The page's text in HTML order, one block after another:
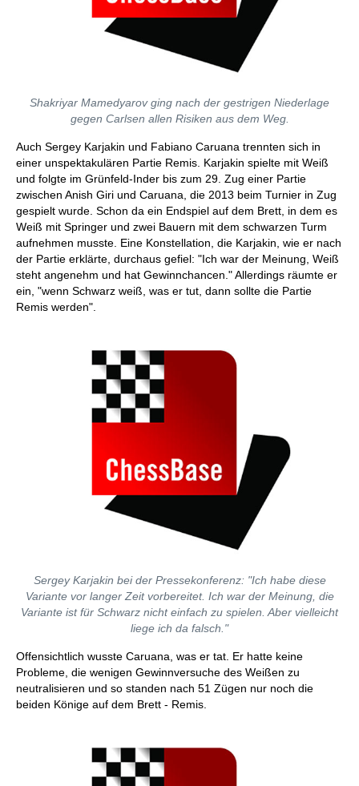
Shakriyar Mamedyarov ging nach der gestrigen Niederlage
gegen Carlsen allen Risiken aus dem Weg.
Auch Sergey Karjakin und Fabiano Caruana trennten sich in
einer unspektakulären Partie Remis. Karjakin spielte mit Weiß
und folgte im Grünfeld-Inder bis zum 29. Zug einer Partie
zwischen Anish Giri und Caruana, die 2013 beim Turnier in Zug
gespielt wurde. Schon da ein Endspiel auf dem Brett, in dem es
Weiß mit Springer und zwei Bauern mit dem schwarzen Turm
aufnehmen musste. Eine Konstellation, die Karjakin, wie er nach
der Partie erklärte, durchaus gefiel: "Ich war der Meinung, Weiß
steht angenehm und hat Gewinnchancen." Allerdings räumte er
ein, "wenn Schwarz weiß, was er tut, dann sollte die Partie
Remis werden".
Sergey Karjakin bei der Pressekonferenz: "Ich habe diese
Variante vor langer Zeit vorbereitet. Ich war der Meinung, die
Variante ist für Schwarz nicht einfach zu spielen. Aber vielleicht
liege ich da falsch."
Offensichtlich wusste Caruana, was er tat. Er hatte keine
Probleme, die wenigen Gewinnversuche des Weißen zu
neutralisieren und so standen nach 51 Zügen nur noch die
beiden Könige auf dem Brett - Remis.